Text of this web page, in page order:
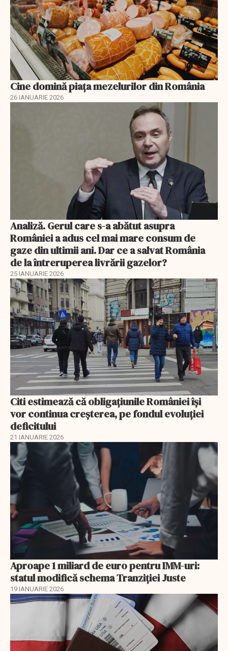
Cine domină piața mezelurilor din România
26 IANUARIE 2026
Analiză. Gerul care s-a abătut asupra
României a adus cel mai mare consum de
gaze din ultimii ani. Dar ce a salvat România
de la întreruperea livrării gazelor?
25 IANUARIE 2026
Citi estimează că obligațiunile României își
vor continua creșterea, pe fondul evoluției
deficitului
21 IANUARIE 2026
Aproape 1 miliard de euro pentru IMM-uri:
statul modifică schema Tranziției Juste
19 IANUARIE 2026